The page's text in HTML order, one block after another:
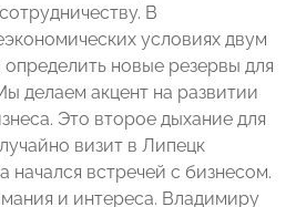
В
условиях двум
новые резервы для
делаем акцент на развитии
Это второе дыхание для
визит в Липецк
начался встречей с бизнесом.
и интереса. Владимиру